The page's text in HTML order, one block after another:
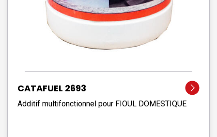
CATAFUEL 2693
Additif multifonctionnel pour FIOUL DOMESTIQUE